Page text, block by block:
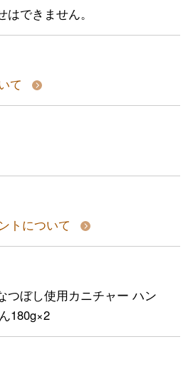
できません。
て
トについて
つぼし使用カニチャー ハン
180g×2